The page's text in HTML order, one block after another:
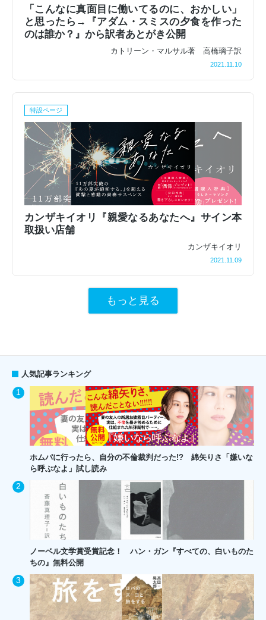
「こんなに真面目に働いてるのに、おかしい」
と思ったら→『アダム・スミスの夕食を作った
のは誰か？』から訳者あとがき公開
カトリーン・マルサル著 高橋璃子訳
2021.11.10
特設ページ
カンザキイオリ『親愛なるあなたへ』サイン本
取扱い店舗
カンザキイオリ
2021.11.09
もっと見る
人気記事ランキング
ホムパに行ったら、自分の不倫裁判だった!? 綿矢りさ「嫌いな
ら呼ぶなよ」試し読み
ノーベル文学賞受賞記念！ ハン・ガン『すべての、白いものた
ちの』無料公開